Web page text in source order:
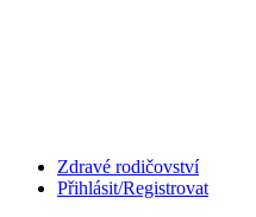
Zdravé rodičovství
Přihlásit/Registrovat